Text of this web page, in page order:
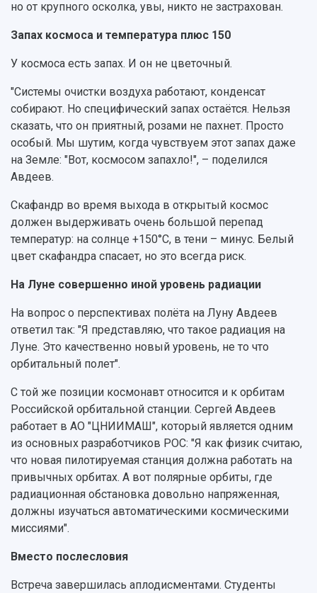
но от крупного осколка, увы, никто не застрахован.
Запах космоса и температура плюс 150
У космоса есть запах. И он не цветочный.
"Системы очистки воздуха работают, конденсат
собирают. Но специфический запах остаётся. Нельзя
сказать, что он приятный, розами не пахнет. Просто
особый. Мы шутим, когда чувствуем этот запах даже
на Земле: "Вот, космосом запахло!", – поделился
Авдеев.
Скафандр во время выхода в открытый космос
должен выдерживать очень большой перепад
температур: на солнце +150°С, в тени – минус. Белый
цвет скафандра спасает, но это всегда риск.
На Луне совершенно иной уровень радиации
На вопрос о перспективах полёта на Луну Авдеев
ответил так: "Я представляю, что такое радиация на
Луне. Это качественно новый уровень, не то что
орбитальный полет".
С той же позиции космонавт относится и к орбитам
Российской орбитальной станции. Сергей Авдеев
работает в АО "ЦНИИМАШ", который является одним
из основных разработчиков РОС: "Я как физик считаю,
что новая пилотируемая станция должна работать на
привычных орбитах. А вот полярные орбиты, где
радиационная обстановка довольно напряженная,
должны изучаться автоматическими космическими
миссиями".
Вместо послесловия
Встреча завершилась аплодисментами. Студенты